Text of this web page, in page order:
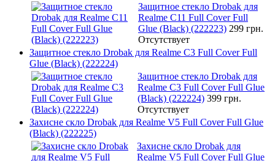
Защитное стекло Drobak для
Realme C11 Full Cover Full
Glue (Black) (222223) 299 грн.
Отсутствует
Защитное стекло Drobak для Realme C3 Full Cover Full
Glue (Black) (222224)
Защитное стекло Drobak для
Realme C3 Full Cover Full Glue
(Black) (222224) 399 грн.
Отсутствует
Захисне скло Drobak для Realme V5 Full Cover Full Glue
(Black) (222225)
Захисне скло Drobak для
Realme V5 Full Cover Full Glue